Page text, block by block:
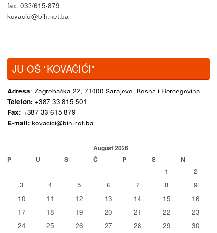
fax. 033/615-879
kovacici@bih.net.ba
JU OŠ “KOVAČIĆI”
Adresa: Zagrebačka 22, 71000 Sarajevo, Bosna i Hercegovina
Telefon: +387 33 815 501
Fax: +387 33 615 879
E-mail: kovacici@bih.net.ba
August 2026
P
U S Č P S N
1
2
3
4 5 6 7 8
9
10
11 12 13 14 15
16
17
18 19 20 21 22
23
24
25 26 27 28 29 30